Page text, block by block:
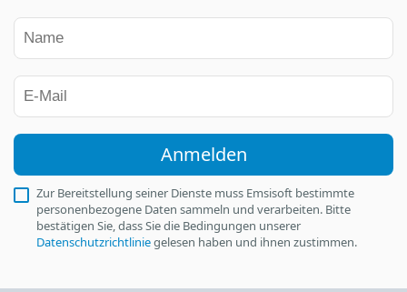
Anmelden
Zur Bereitstellung seiner Dienste muss Emsisoft bestimmte
personenbezogene Daten sammeln und verarbeiten. Bitte
bestätigen Sie, dass Sie die Bedingungen unserer
Datenschutzrichtliniegelesen haben und ihnen zustimmen.